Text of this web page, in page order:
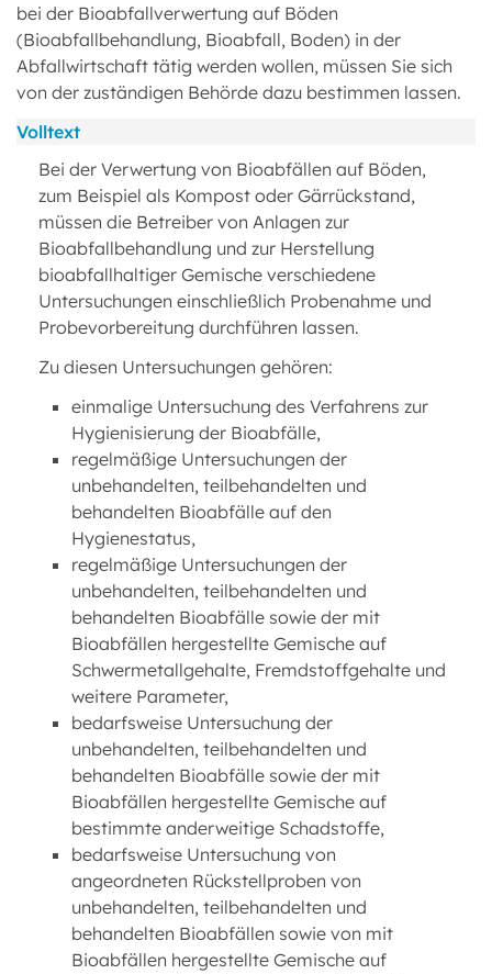
bei der Bioabfallverwertung auf Böden
(Bioabfallbehandlung, Bioabfall, Boden) in der
Abfallwirtschaft tätig werden wollen, müssen Sie sich
von der zuständigen Behörde dazu bestimmen lassen.
Volltext
Bei der Verwertung von Bioabfällen auf Böden,
zum Beispiel als Kompost oder Gärrückstand,
müssen die Betreiber von Anlagen zur
Bioabfallbehandlung und zur Herstellung
bioabfallhaltiger Gemische verschiedene
Untersuchungen einschließlich Probenahme und
Probevorbereitung durchführen lassen.
Zu diesen Untersuchungen gehören:
einmalige Untersuchung des Verfahrens zur
Hygienisierung der Bioabfälle,
regelmäßige Untersuchungen der
unbehandelten, teilbehandelten und
behandelten Bioabfälle auf den
Hygienestatus,
regelmäßige Untersuchungen der
unbehandelten, teilbehandelten und
behandelten Bioabfälle sowie der mit
Bioabfällen hergestellte Gemische auf
Schwermetallgehalte, Fremdstoffgehalte und
weitere Parameter,
bedarfsweise Untersuchung der
unbehandelten, teilbehandelten und
behandelten Bioabfälle sowie der mit
Bioabfällen hergestellte Gemische auf
bestimmte anderweitige Schadstoffe,
bedarfsweise Untersuchung von
angeordneten Rückstellproben von
unbehandelten, teilbehandelten und
behandelten Bioabfällen sowie von mit
Bioabfällen hergestellte Gemische auf